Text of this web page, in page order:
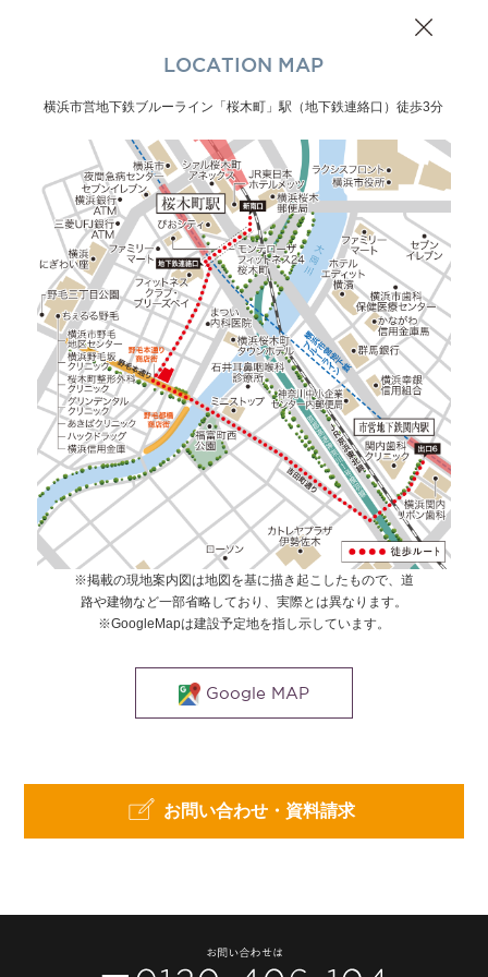
LOCATION MAP
横浜市営地下鉄ブルーライン「桜木町」駅（地下鉄連絡口）徒歩3分
※掲載の現地案内図は地図を基に描き起こしたもので、道
路や建物など一部省略しており、実際とは異なります。
※GoogleMapは建設予定地を指し示しています。
Google MAP
お問い合わせ・資料請求